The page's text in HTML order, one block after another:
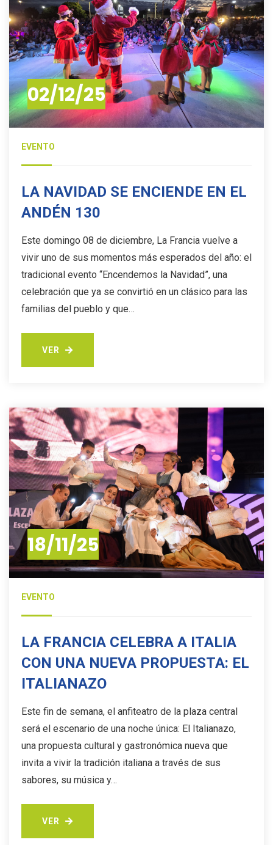
02/12/25
EVENTO
LA NAVIDAD SE ENCIENDE EN EL
ANDÉN 130
Este domingo 08 de diciembre, La Francia vuelve a
vivir uno de sus momentos más esperados del año: el
tradicional evento “Encendemos la Navidad”, una
celebración que ya se convirtió en un clásico para las
familias del pueblo y que…
VER
18/11/25
EVENTO
LA FRANCIA CELEBRA A ITALIA
CON UNA NUEVA PROPUESTA: EL
ITALIANAZO
Este fin de semana, el anfiteatro de la plaza central
será el escenario de una noche única: El Italianazo,
una propuesta cultural y gastronómica nueva que
invita a vivir la tradición italiana a través de sus
sabores, su música y…
VER